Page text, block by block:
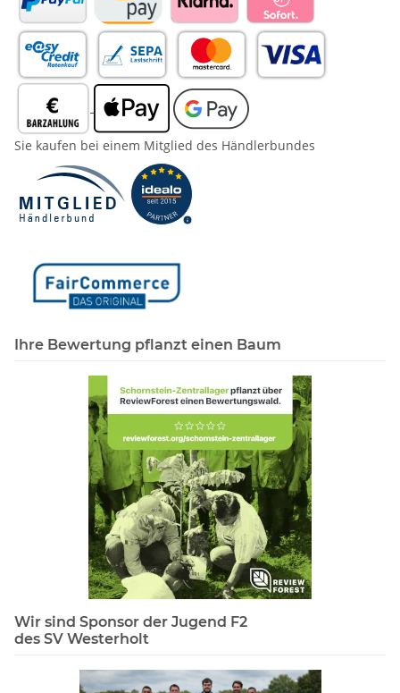
Sie kaufen bei einem Mitglied des Händlerbundes
Ihre Bewertung pflanzt einen Baum
Wir sind Sponsor der Jugend F2
des SV Westerholt